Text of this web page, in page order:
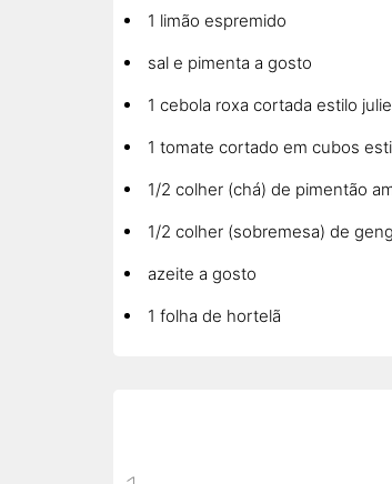
1 limão espremido
sal e pimenta a gosto
1 cebola roxa cortada estilo
1 tomate cortado em cubos
1/2 colher (chá) de pimentão
1/2 colher (sobremesa) de
azeite a gosto
1 folha de hortelã